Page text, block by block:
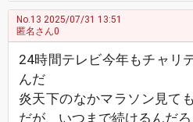
No.13 2025/07/31 13:51
匿名さん0
24時間テレビ今年もチャリ
んだ
炎天下のなかマラソン見て
だが、いつまで続けるんだ